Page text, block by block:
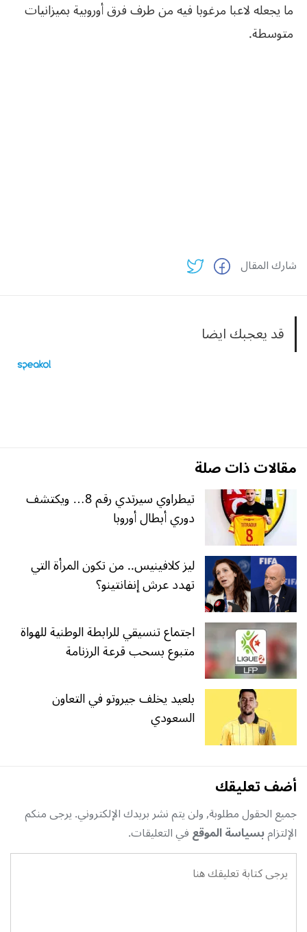
ما يجعله لاعبا مرغوبا فيه من طرف فرق أوروبية بميزانيات
متوسطة.
شارك المقال
قد يعجبك ايضا
مقالات ذات صلة
تيطراوي سيرتدي رقم 8… ويكتشف
دوري أبطال أوروبا
ليز كلافينيس.. من تكون المرأة التي
تهدد عرش إنفانتينو؟
اجتماع تنسيقي للرابطة الوطنية للهواة
متبوع بسحب قرعة الرزنامة
بلعيد يخلف جيروتو في التعاون
السعودي
أضف تعليقك
جميع الحقول مطلوبة, ولن يتم نشر بريدك الإلكتروني. يرجى منكم
الإلتزامبسياسة الموقعفي التعليقات.